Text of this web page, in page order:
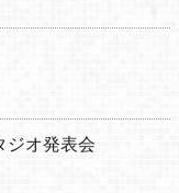
ジオ発表会